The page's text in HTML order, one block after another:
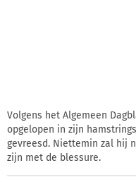
Volgens het Algemeen
opgelopen in zijn
gevreesd. Niettemin zal hij
zijn met de blessure.